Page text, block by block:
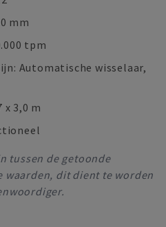
mm
tpm
Automatische wisselaar,
3,0 m
tussen de getoonde
waarden, dit dient te worden